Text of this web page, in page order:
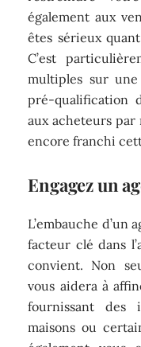
également aux
êtes sérieux
C’est
multiples sur
pré-qualification
aux acheteurs par
encore franchi
Engagez un
L’embauche
facteur clé dans
convient. Non
vous aidera à
fournissant des
maisons ou